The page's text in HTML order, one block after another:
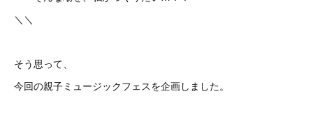
＼＼
そう思って、
今回の親子ミュージックフェスを企画しました。